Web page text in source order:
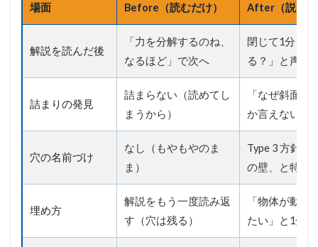
場面 Before（読むだけ） After（説明
解説を読んだ後
「力を分解するのね、
なるほど」で次へ
閉じて1分「
る？」と声に
詰まりの発見
詰まらない（読めてし
まうから）
「なぜ斜面に
か言えない」
穴の名前づけ
なし（もやもやのま
ま）
Type 3 方針の
の壁、と特定
埋め方
解説をもう一度読み返
す（穴は残る）
「物体が動く
たい」と1分